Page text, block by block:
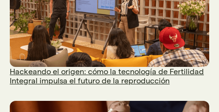
Hackeando el origen: cómo la tecnología de Fertilidad
Integral impulsa el futuro de la reproducción